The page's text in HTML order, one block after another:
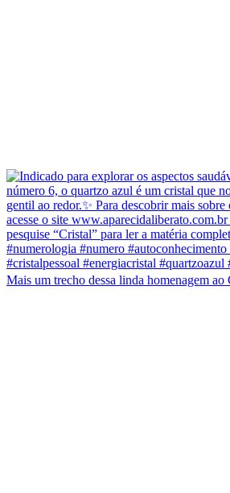
Mais um trecho dessa linda homenagem